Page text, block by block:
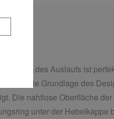
des Auslaufs ist
bildet die Grundlage des
Die nahtlose Oberfläche
unter der Hebelkappe